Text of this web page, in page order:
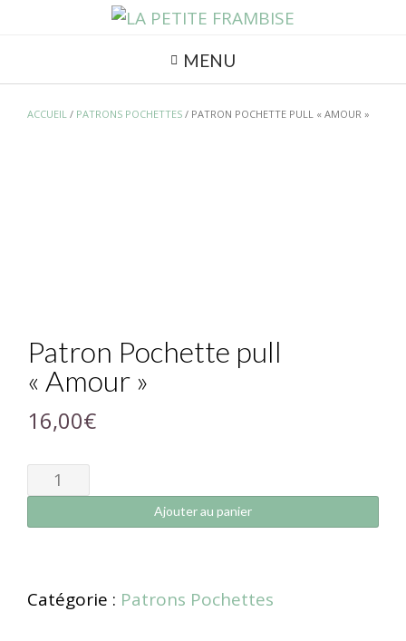
MENU
ACCUEIL / PATRONS POCHETTES / PATRON POCHETTE PULL « AMOUR »
Patron Pochette pull
« Amour »
16,00€
Ajouter au panier
Catégorie : Patrons Pochettes